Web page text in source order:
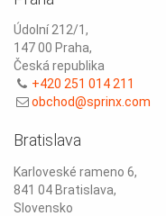
Údolní 212/1,
147 00 Praha,
Česká republika
+420 251 014 211
obchod@sprinx.com
Bratislava
Karloveské rameno 6,
841 04 Bratislava,
Slovensko